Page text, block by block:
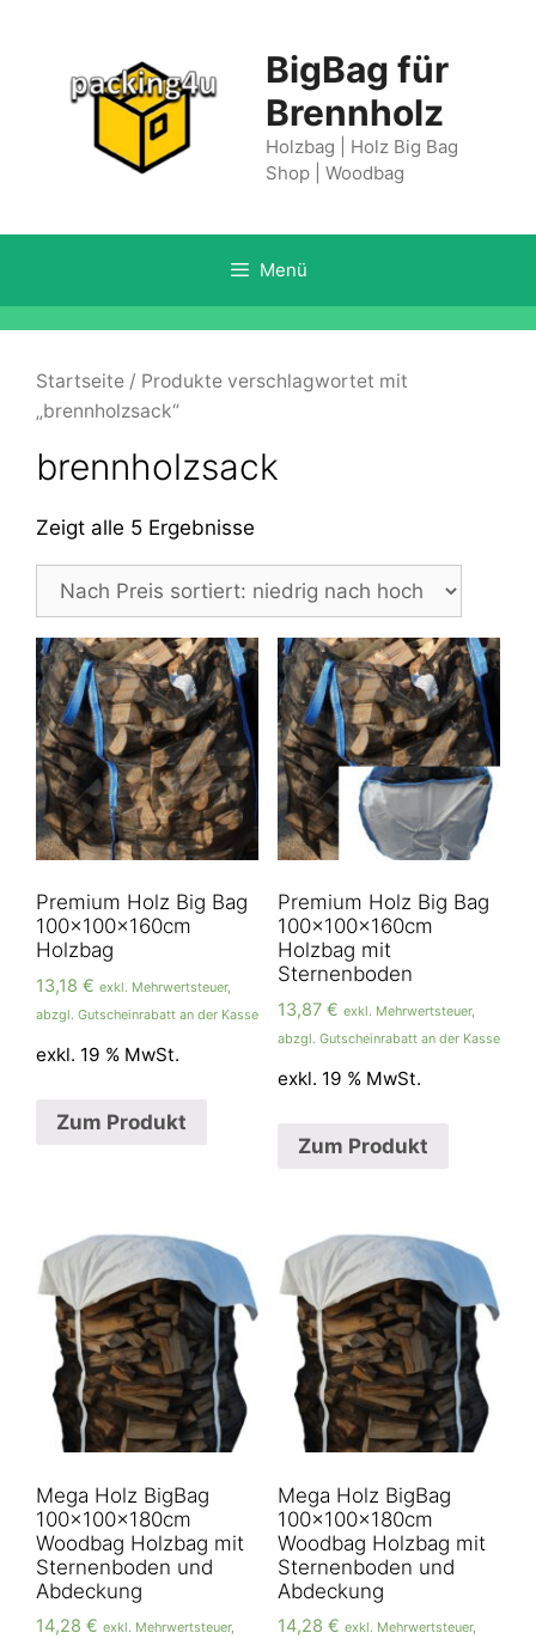
BigBag für
Brennholz
Holzbag | Holz Big Bag
Shop | Woodbag
Menü
Startseite / Produkte verschlagwortet mit
„brennholzsack“
brennholzsack
Zeigt alle 5 Ergebnisse
Premium Holz Big Bag
100x100x160cm
Holzbag
13,18 € exkl. Mehrwertsteuer,
abzgl. Gutscheinrabatt an der Kasse
exkl. 19 % MwSt.
Zum Produkt
Premium Holz Big Bag
100x100x160cm
Holzbag mit
Sternenboden
13,87 € exkl. Mehrwertsteuer,
abzgl. Gutscheinrabatt an der Kasse
exkl. 19 % MwSt.
Zum Produkt
Mega Holz BigBag
100x100x180cm
Woodbag Holzbag mit
Sternenboden und
Abdeckung
14,28 € exkl. Mehrwertsteuer,
Mega Holz BigBag
100x100x180cm
Woodbag Holzbag mit
Sternenboden und
Abdeckung
14,28 € exkl. Mehrwertsteuer,